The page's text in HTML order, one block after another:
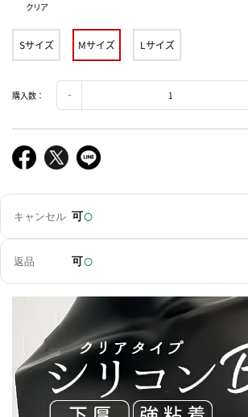
クリア
Sサイズ Mサイズ Lサイズ
購入数：
キャンセル 可○
返品 可○